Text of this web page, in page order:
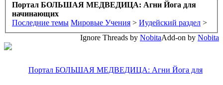
Портал БОЛЬШАЯ МЕДВЕДИЦА: Агни Йога для
начинающих
Последние темы Мировые Учения > Иудейский раздел >
Add-on by Nobita
Ignore Threads by Nobita